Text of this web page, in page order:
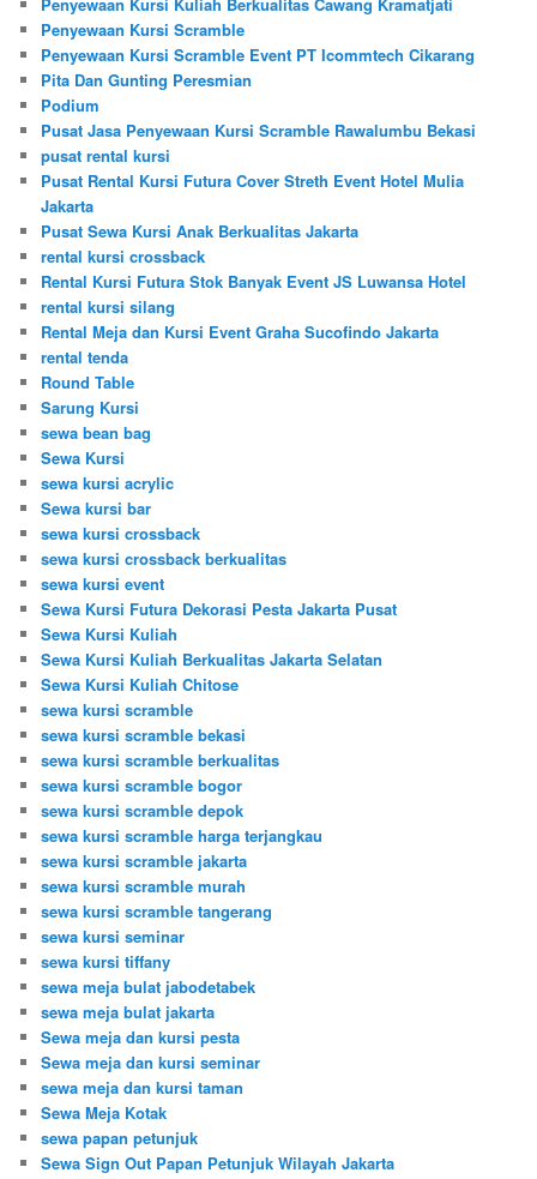
Penyewaan Kursi Scramble
Penyewaan Kursi Scramble Event PT Icommtech Cikarang
Pita Dan Gunting Peresmian
Podium
Pusat Jasa Penyewaan Kursi Scramble Rawalumbu Bekasi
pusat rental kursi
Pusat Rental Kursi Futura Cover Streth Event Hotel Mulia
Jakarta
Pusat Sewa Kursi Anak Berkualitas Jakarta
rental kursi crossback
Rental Kursi Futura Stok Banyak Event JS Luwansa Hotel
rental kursi silang
Rental Meja dan Kursi Event Graha Sucofindo Jakarta
rental tenda
Round Table
Sarung Kursi
sewa bean bag
Sewa Kursi
sewa kursi acrylic
Sewa kursi bar
sewa kursi crossback
sewa kursi crossback berkualitas
sewa kursi event
Sewa Kursi Futura Dekorasi Pesta Jakarta Pusat
Sewa Kursi Kuliah
Sewa Kursi Kuliah Berkualitas Jakarta Selatan
Sewa Kursi Kuliah Chitose
sewa kursi scramble
sewa kursi scramble bekasi
sewa kursi scramble berkualitas
sewa kursi scramble bogor
sewa kursi scramble depok
sewa kursi scramble harga terjangkau
sewa kursi scramble jakarta
sewa kursi scramble murah
sewa kursi scramble tangerang
sewa kursi seminar
sewa kursi tiffany
sewa meja bulat jabodetabek
sewa meja bulat jakarta
Sewa meja dan kursi pesta
Sewa meja dan kursi seminar
sewa meja dan kursi taman
Sewa Meja Kotak
sewa papan petunjuk
Sewa Sign Out Papan Petunjuk Wilayah Jakarta